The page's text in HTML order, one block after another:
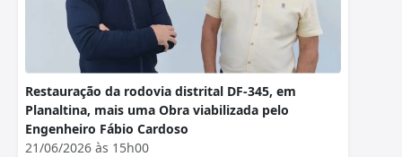
Restauração da rodovia distrital DF-345, em
Planaltina, mais uma Obra viabilizada pelo
Engenheiro Fábio Cardoso
21/06/2026 às 15h00